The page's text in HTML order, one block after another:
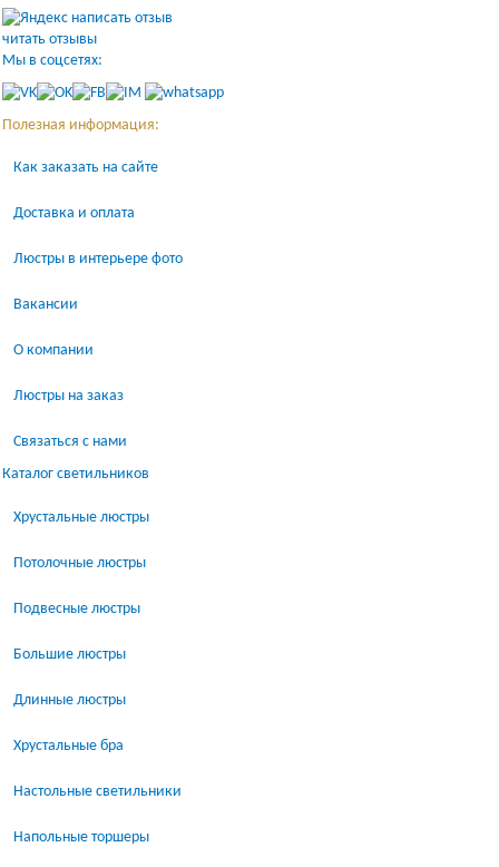
написать отзыв
читать отзывы
Мы в соцсетях:
Полезная информация:
Как заказать на сайте
Доставка и оплата
Люстры в интерьере фото
Вакансии
О компании
Люстры на заказ
Связаться с нами
Каталог светильников
Хрустальные люстры
Потолочные люстры
Подвесные люстры
Большие люстры
Длинные люстры
Хрустальные бра
Настольные светильники
Напольные торшеры